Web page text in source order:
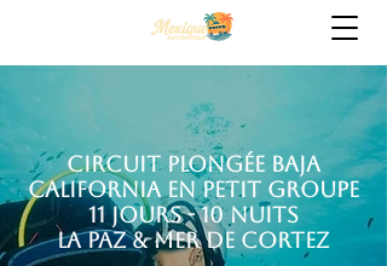
circuit plongée Baja
California en petit groupe
11 jours - 10 nuits
La Paz & mer de Cortez